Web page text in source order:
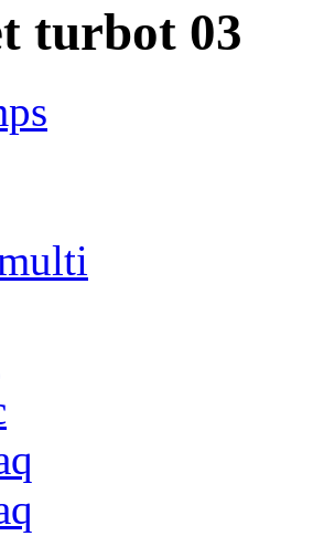
turbot 03